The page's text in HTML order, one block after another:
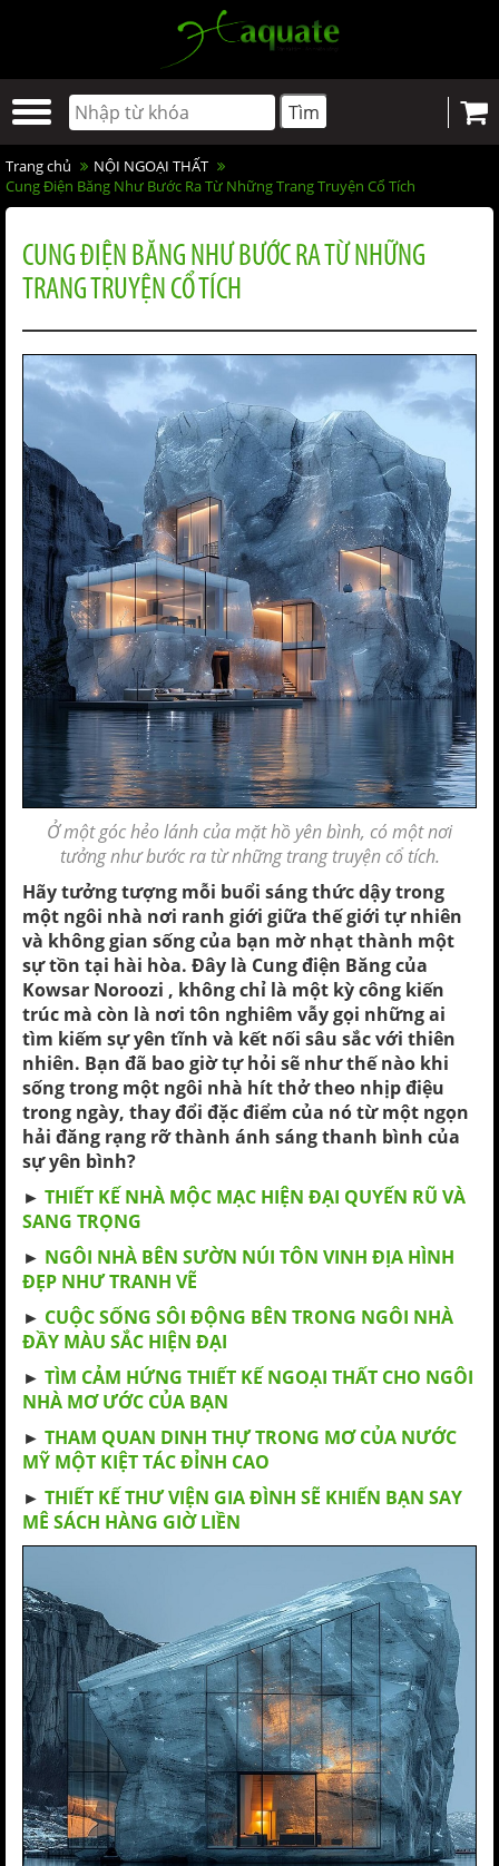
Trang chủ
NỘI NGOẠI THẤT
Cung Điện Băng Như Bước Ra Từ Những Trang Truyện Cổ Tích
CUNG ĐIỆN BĂNG NHƯ BƯỚC RA TỪ NHỮNG
TRANG TRUYỆN CỔ TÍCH
Ở một góc hẻo lánh của mặt hồ yên bình, có một nơi
tưởng như bước ra từ những trang truyện cổ tích.
Hãy tưởng tượng mỗi buổi sáng thức dậy trong
một ngôi nhà nơi ranh giới giữa thế giới tự nhiên
và không gian sống của bạn mờ nhạt thành một
sự tồn tại hài hòa. Đây là Cung điện Băng của
Kowsar Noroozi , không chỉ là một kỳ công kiến ​​
trúc mà còn là nơi tôn nghiêm vẫy gọi những ai
tìm kiếm sự yên tĩnh và kết nối sâu sắc với thiên
nhiên. Bạn đã bao giờ tự hỏi sẽ như thế nào khi
sống trong một ngôi nhà hít thở theo nhịp điệu
trong ngày, thay đổi đặc điểm của nó từ một ngọn
hải đăng rạng rỡ thành ánh sáng thanh bình của
sự yên bình?
► THIẾT KẾ NHÀ MỘC MẠC HIỆN ĐẠI QUYẾN RŨ VÀ
SANG TRỌNG
► NGÔI NHÀ BÊN SƯỜN NÚI TÔN VINH ĐỊA HÌNH
ĐẸP NHƯ TRANH VẼ
► CUỘC SỐNG SÔI ĐỘNG BÊN TRONG NGÔI NHÀ
ĐẦY MÀU SẮC HIỆN ĐẠI
► TÌM CẢM HỨNG THIẾT KẾ NGOẠI THẤT CHO NGÔI
NHÀ MƠ ƯỚC CỦA BẠN
► THAM QUAN DINH THỰ TRONG MƠ CỦA NƯỚC
MỸ MỘT KIỆT TÁC ĐỈNH CAO
► THIẾT KẾ THƯ VIỆN GIA ĐÌNH SẼ KHIẾN BẠN SAY
MÊ SÁCH HÀNG GIỜ LIỀN